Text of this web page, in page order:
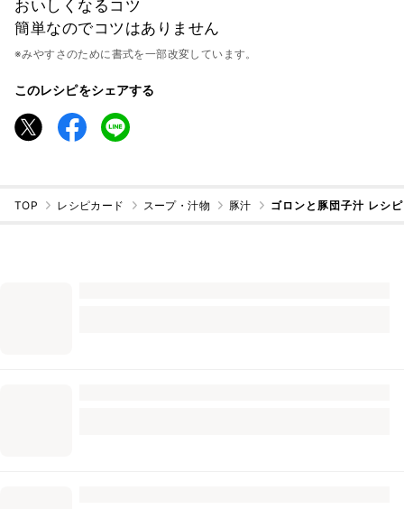
おいしくなるコツ
簡単なのでコツはありません
※みやすさのために書式を一部改変しています。
このレシピをシェアする
TOP レシピカード スープ・汁物 豚汁 ゴロンと豚団子汁 レシ